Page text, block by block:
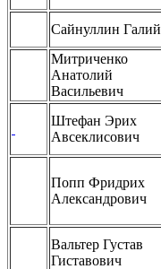
Сайнуллин Галий
Митриченко
Анатолий
Васильевич
Штефан Эрих
Авсеклисович
Попп Фридрих
Александрович
Вальтер Густав
Гиставович